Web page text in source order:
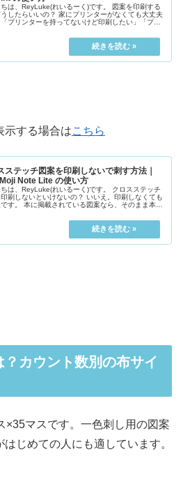
ちは、ReyLuke(れいるーく)です。 図案を印刷する
したらいいの？ 家にプリンターがなくても大丈夫
プリンターを持ってないけど印刷したい」「プリ
示する場合はこちら
ステッチ図案を印刷しないで刺す方法｜
Note Lite の使い方
ちは、ReyLuke(れいるーく)です。 クロスステッチ
印刷しないといけないの？ いいえ。印刷しなくても
す。 本に掲載されている図案なら、そのまま本を
カウント数別の布サイ
×35マスです。一色刺し用の図案
じめての人にも適しています。